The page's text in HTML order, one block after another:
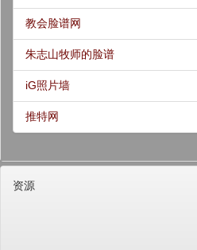
教会脸谱网
朱志山牧师的脸谱
iG照片墙
推特网
资源